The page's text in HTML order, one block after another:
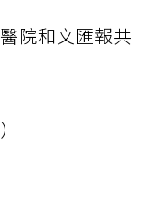
院和文匯報共
）